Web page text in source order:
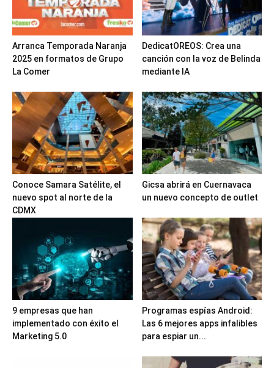
Arranca Temporada Naranja
2025 en formatos de Grupo
La Comer
DedicatOREOS: Crea una
canción con la voz de Belinda
mediante IA
Conoce Samara Satélite, el
nuevo spot al norte de la
CDMX
Gicsa abrirá en Cuernavaca
un nuevo concepto de outlet
9 empresas que han
implementado con éxito el
Marketing 5.0
Programas espías Android:
Las 6 mejores apps infalibles
para espiar un...